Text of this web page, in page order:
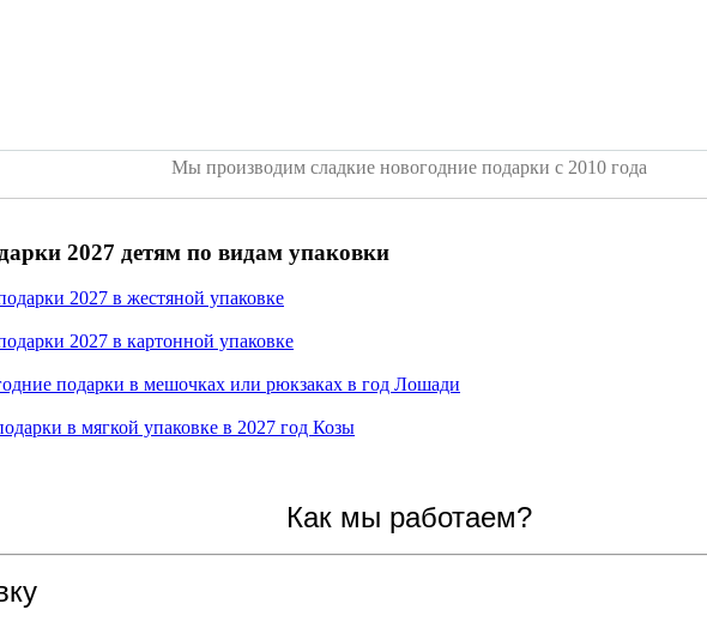
Мы производим сладкие новогодние подарки с 2010 года
2027 детям по видам упаковки
Как мы работаем?